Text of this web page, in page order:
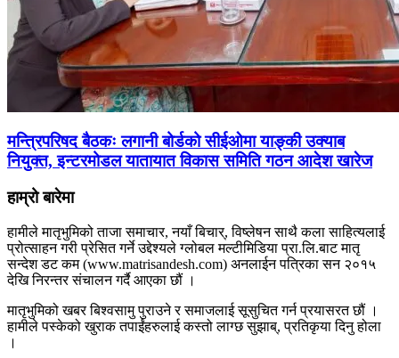
मन्त्रिपरिषद बैठकः लगानी बोर्डको सीईओमा याङ्की उक्याब
नियुक्त, इन्टरमोडल यातायात विकास समिति गठन आदेश खारेज
हाम्रो बारेमा
हामीले मातृभुमिको ताजा समाचार, नयाँ बिचार्, विष्लेषन साथै कला साहित्यलाई
प्रोत्साहन गरी प्रेसित गर्ने उद्देश्यले ग्लोबल मल्टीमिडिया प्रा.लि.बाट मातृ
सन्देश डट कम (www.matrisandesh.com) अनलाईन पत्रिका सन २०१५
देखि निरन्तर संचालन गर्दै आएका छौं ।
मातृभुमिको खबर बिश्वसामु पुराउने र समाजलाई सूसुचित गर्न प्रयासरत छौं ।
हामीले पस्केको खुराक तपाईंहरुलाई कस्तो लाग्छ सुझाब्, प्रतिकृया दिनु होला
।